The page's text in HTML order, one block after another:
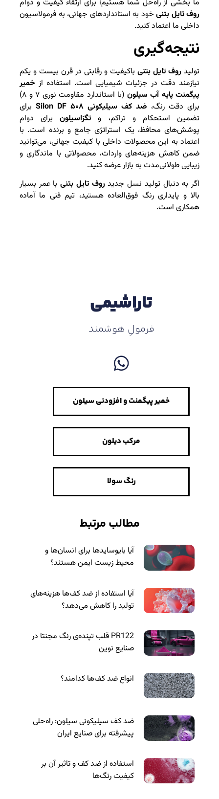
ما بخشی از راه‌حل شما هستیم؛ برای ارتقاء کیفیت و دوام
روف تایل بتنی خود به استانداردهای جهانی، به فرمولاسیون
داخلی ما اعتماد کنید.
نتیجه‌گیری
تولید روف تایل بتنی باکیفیت و رقابتی در قرن بیست و یکم
نیازمند دقت در جزئیات شیمیایی است. استفاده از خمیر
پیگمنت پایه آب سیلون
(با استاندارد مقاومت نوری ۷ و ۸)
برای دقت رنگ، ضد کف سیلیکونی Silon DF ۵۰۸
برای
تضمین استحکام و تراکم، و تگزاسیلونبرای دوام
پوشش‌های محافظ، یک استراتژی جامع و برنده است. با
اعتماد به این محصولات داخلی با کیفیت جهانی، می‌توانید
ضمن کاهش هزینه‌های واردات، محصولاتی با ماندگاری و
زیبایی طولانی‌مدت به بازار عرضه کنید.
اگر به دنبال تولید نسل جدیدروف تایل بتنیبا عمر بسیار
بالا و پایداری رنگ فوق‌العاده هستید، تیم فنی ما آماده
همکاری است.
تاراشیمی
فرمولِ هوشمند
خمیر پیگمنت و افزودنی سیلون
مرکب دیلون
رنگ سولا
مطالب مرتبط
آیا بایوسایدها برای انسان‌ها و
محیط زیست ایمن هستند؟
آیا استفاده از ضد کف‌ها هزینه‌های
تولید را کاهش می‌دهد؟
PR122 قلب تپنده‌ی رنگ مجنتا در
صنایع نوین
انواع ضد کف‌ها کدامند؟
ضد کف سیلیکونی سیلون: راه‌حلی
پیشرفته برای صنایع ایران
استفاده از ضد کف و تاثیر آن بر
کیفیت رنگ‌ها